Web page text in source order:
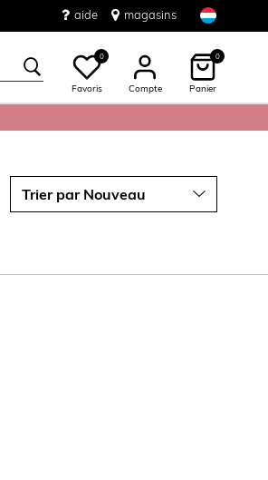
aide magasins
0
Favoris Compte
0
Panier